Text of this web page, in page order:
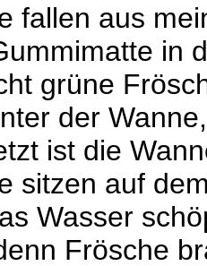
fallen aus
in
grüne
der
ist die
sitzen auf
Wasser
Frösche